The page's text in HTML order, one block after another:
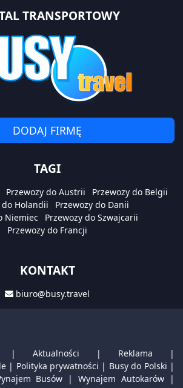
TRANSPORTOWY
DODAJ FIRMĘ
TAGI
Przewozy do Austrii
Przewozy do Belgii
do Holandii
Przewozy do Danii
Niemiec
Przewozy do Szwajcarii
Przewozy do Francji
KONTAKT
biuro@busy.travel
| Aktualności | Reklama |
| Polityka prywatności | Busy do Polski |
Busów |Wynajem Autokarów |